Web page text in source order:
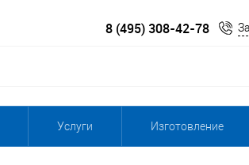
8 (495) 308-42-78
Услуги Изготовление